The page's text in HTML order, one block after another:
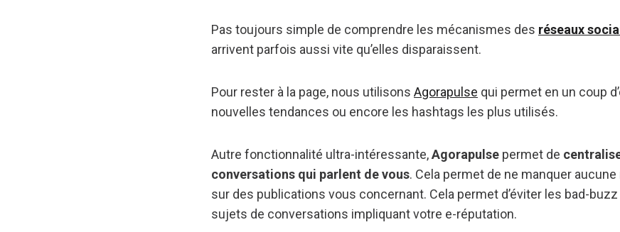
Pas toujours simple de comprendre les mécanismes des réseaux
arrivent parfois aussi vite qu’elles disparaissent.
Pour rester à la page, nous utilisons Agorapulse qui permet en un coup
nouvelles tendances ou encore les hashtags les plus utilisés.
Autre fonctionnalité ultra-intéressante,Agorapulse permet de
conversations qui parlent de vous. Cela permet de ne manquer
sur des publications vous concernant. Cela permet d’éviter les bad-
sujets de conversations impliquant votre e-réputation.